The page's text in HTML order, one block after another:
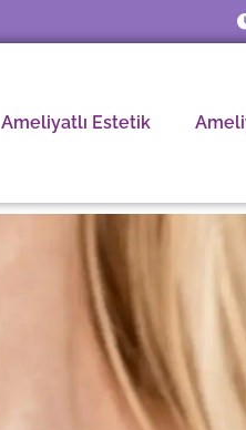
Ameliyatlı Estetik